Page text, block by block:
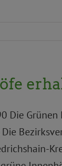
Die Grünen